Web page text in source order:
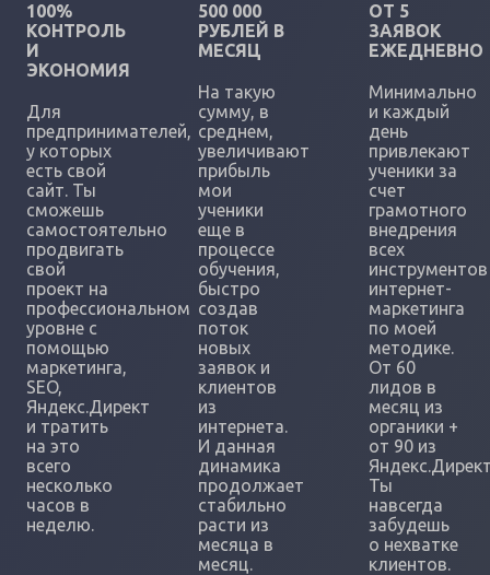
100%
КОНТРОЛЬ
И
ЭКОНОМИЯ
Для
предпринимателей,
у которых
есть свой
сайт. Ты
сможешь
самостоятельно
продвигать
свой
проект на
профессиональном
уровне с
помощью
маркетинга,
SEO,
Яндекс.Директ
и тратить
на это
всего
несколько
часов в
неделю.
500 000
РУБЛЕЙ В
МЕСЯЦ
На такую
сумму, в
среднем,
увеличивают
прибыль
мои
ученики
еще в
процессе
обучения,
быстро
создав
поток
новых
заявок и
клиентов
из
интернета.
И данная
динамика
продолжает
стабильно
расти из
месяца в
месяц.
ОТ 5
ЗАЯВОК
ЕЖЕДНЕВНО
Минимально
и каждый
день
привлекают
ученики за
счет
грамотного
внедрения
всех
инструментов
интернет-
маркетинга
по моей
методике.
От 60
лидов в
месяц из
органики +
от 90 из
Ты
навсегда
забудешь
о нехватке
клиентов.